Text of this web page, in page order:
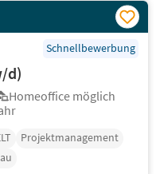
Schnellbewerbung
d)
Homeoffice möglich
Projektmanagement